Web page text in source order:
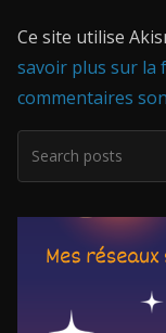
Ce site utilise
savoir plus sur la
commentaires